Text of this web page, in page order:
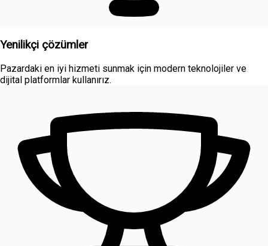
Yenilikçi çözümler
Pazardaki en iyi hizmeti sunmak için modern teknolojiler ve
dijital platformlar kullanırız.